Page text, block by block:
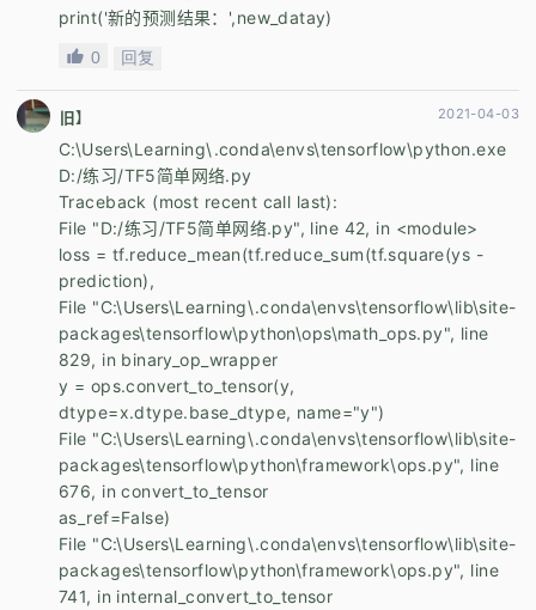
print('新的预测结果：',new_datay)
0 回复
旧】 2021-04-03
C:\Users\Learning\.conda\envs\tensorflow\python.exe
D:/练习/TF5简单网络.py
Traceback (most recent call last):
File "D:/练习/TF5简单网络.py", line 42, in <module>
loss = tf.reduce_mean(tf.reduce_sum(tf.square(ys -
prediction),
File "C:\Users\Learning\.conda\envs\tensorflow\lib\site-
packages\tensorflow\python\ops\math_ops.py", line
829, in binary_op_wrapper
y = ops.convert_to_tensor(y,
dtype=x.dtype.base_dtype, name="y")
File "C:\Users\Learning\.conda\envs\tensorflow\lib\site-
packages\tensorflow\python\framework\ops.py", line
676, in convert_to_tensor
as_ref=False)
File "C:\Users\Learning\.conda\envs\tensorflow\lib\site-
packages\tensorflow\python\framework\ops.py", line
741, in internal_convert_to_tensor